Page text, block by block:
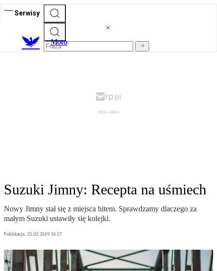
Serwisy
Moto
Suzuki Jimny: Recepta na uśmiech
Nowy Jimny stał się z miejsca hitem. Sprawdzamy dlaczego za
małym Suzuki ustawiły się kolejki.
Publikacja: 25.02.2019 16:57